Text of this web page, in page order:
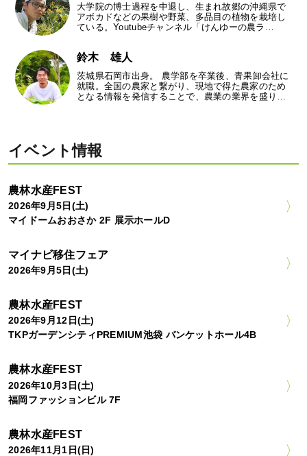
大学院の博士過程を中退し、生まれ故郷の沖縄県で
アボカドなどの果樹や野菜、多品目の植物を栽培し
ている。Youtubeチャンネル「けんゆーの農ラ…
鈴木 雄人
茨城県石岡市出身。 農学部を卒業後、青果卸会社に
就職。全国の農家と繋がり、現地で得た農家のため
となる情報を発信することで、農業の業界を盛り…
イベント情報
農林水産FEST
2026年9月5日(土)
マイドームおおさか 2F 展示ホールD
マイナビ移住フェア
2026年9月5日(土)
農林水産FEST
2026年9月12日(土)
TKPガーデンシティPREMIUM池袋 バンケットホール4B
農林水産FEST
2026年10月3日(土)
福岡ファッションビル 7F
農林水産FEST
2026年11月1日(日)